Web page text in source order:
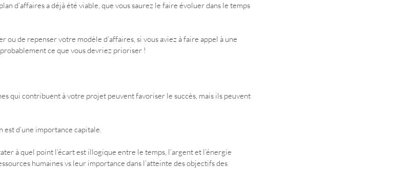
d’affaires a déjà été viable, que vous saurez le faire évoluer dans le temps
ou de repenser votre modèle d’affaires, si vous aviez à faire appel à une
ce que vous devriez prioriser !
qui contribuent à votre projet peuvent favoriser le succès, mais ils peuvent
d’une importance capitale.
à quel point l’écart est illogique entre le temps, l’argent et l’énergie
humaines vs leur importance dans l’atteinte des objectifs des